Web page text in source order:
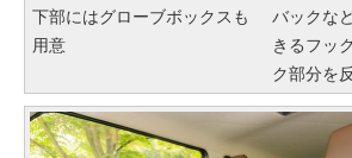
下部にはグローブボックスも
用意
バックな
きるフッ
ク部分を